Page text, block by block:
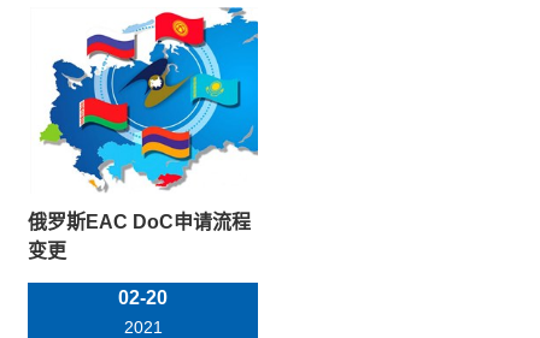
俄罗斯EAC DoC申请流程
变更
02-20
2021